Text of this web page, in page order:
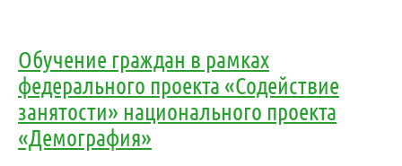
Обучение граждан в рамках
федерального проекта «Содействие
занятости» национального проекта
«Демография»